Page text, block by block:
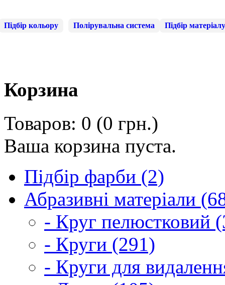
Підбір кольору Полірувальна система Підбір матеріалу
Корзина
Товаров: 0 (0 грн.)
Ваша корзина пуста.
Підбір фарби (2)
Абразивні матеріали
- Круг пелюстковий
- Круги (291)
- Круги для